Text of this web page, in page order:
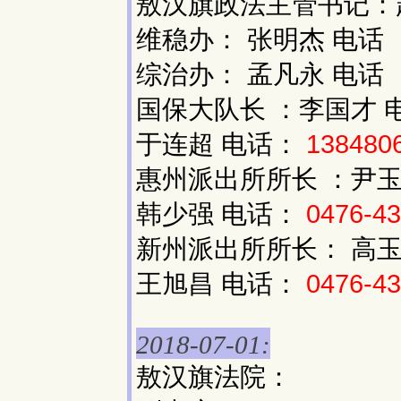
维稳办： 张明杰 电话
综治办： 孟凡永 电话
国保大队长 ：李国才
于连超 电话：
惠州派出所所长 ：尹
韩少强 电话： 0476-
新州派出所所长： 高
王旭昌 电话： 0476-
2018-07-01:
敖汉旗法院：